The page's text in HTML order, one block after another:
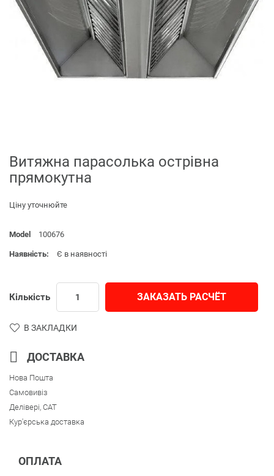
Витяжна парасолька острівна
прямокутна
Ціну уточнюйте
Model 100676
Наявність: Є в наявності
Кількість ЗАКАЗАТЬ РАСЧЁТ
В ЗАКЛАДКИ
ДОСТАВКА
Нова Пошта
Самовивіз
Делівері, CAT
Кур'єрська доставка
ОПЛАТА